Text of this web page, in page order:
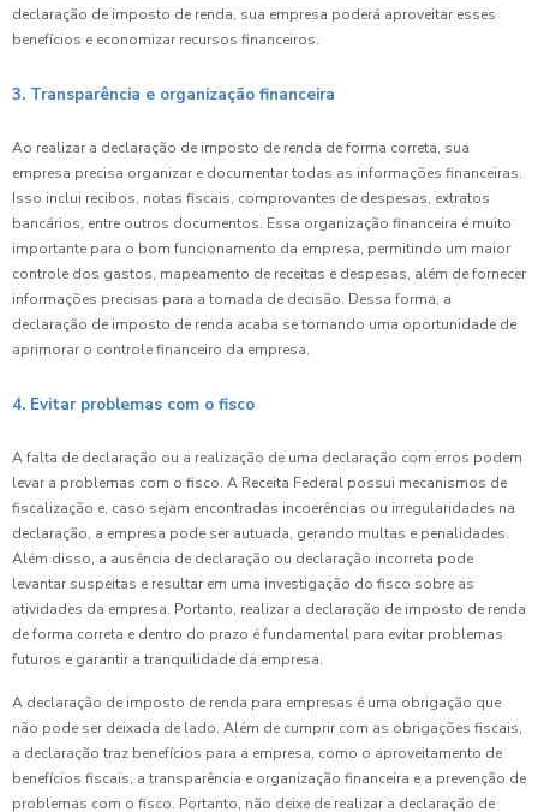
declaração de imposto de renda, sua empresa poderá aproveitar esses
benefícios e economizar recursos financeiros.
3. Transparência e organização financeira
Ao realizar a declaração de imposto de renda de forma correta, sua
empresa precisa organizar e documentar todas as informações financeiras.
Isso inclui recibos, notas fiscais, comprovantes de despesas, extratos
bancários, entre outros documentos. Essa organização financeira é muito
importante para o bom funcionamento da empresa, permitindo um maior
controle dos gastos, mapeamento de receitas e despesas, além de fornecer
informações precisas para a tomada de decisão. Dessa forma, a
declaração de imposto de renda acaba se tornando uma oportunidade de
aprimorar o controle financeiro da empresa.
4. Evitar problemas com o fisco
A falta de declaração ou a realização de uma declaração com erros podem
levar a problemas com o fisco. A Receita Federal possui mecanismos de
fiscalização e, caso sejam encontradas incoerências ou irregularidades na
declaração, a empresa pode ser autuada, gerando multas e penalidades.
Além disso, a ausência de declaração ou declaração incorreta pode
levantar suspeitas e resultar em uma investigação do fisco sobre as
atividades da empresa. Portanto, realizar a declaração de imposto de renda
de forma correta e dentro do prazo é fundamental para evitar problemas
futuros e garantir a tranquilidade da empresa.
A declaração de imposto de renda para empresas é uma obrigação que
não pode ser deixada de lado. Além de cumprir com as obrigações fiscais,
a declaração traz benefícios para a empresa, como o aproveitamento de
benefícios fiscais, a transparência e organização financeira e a prevenção de
problemas com o fisco. Portanto, não deixe de realizar a declaração de